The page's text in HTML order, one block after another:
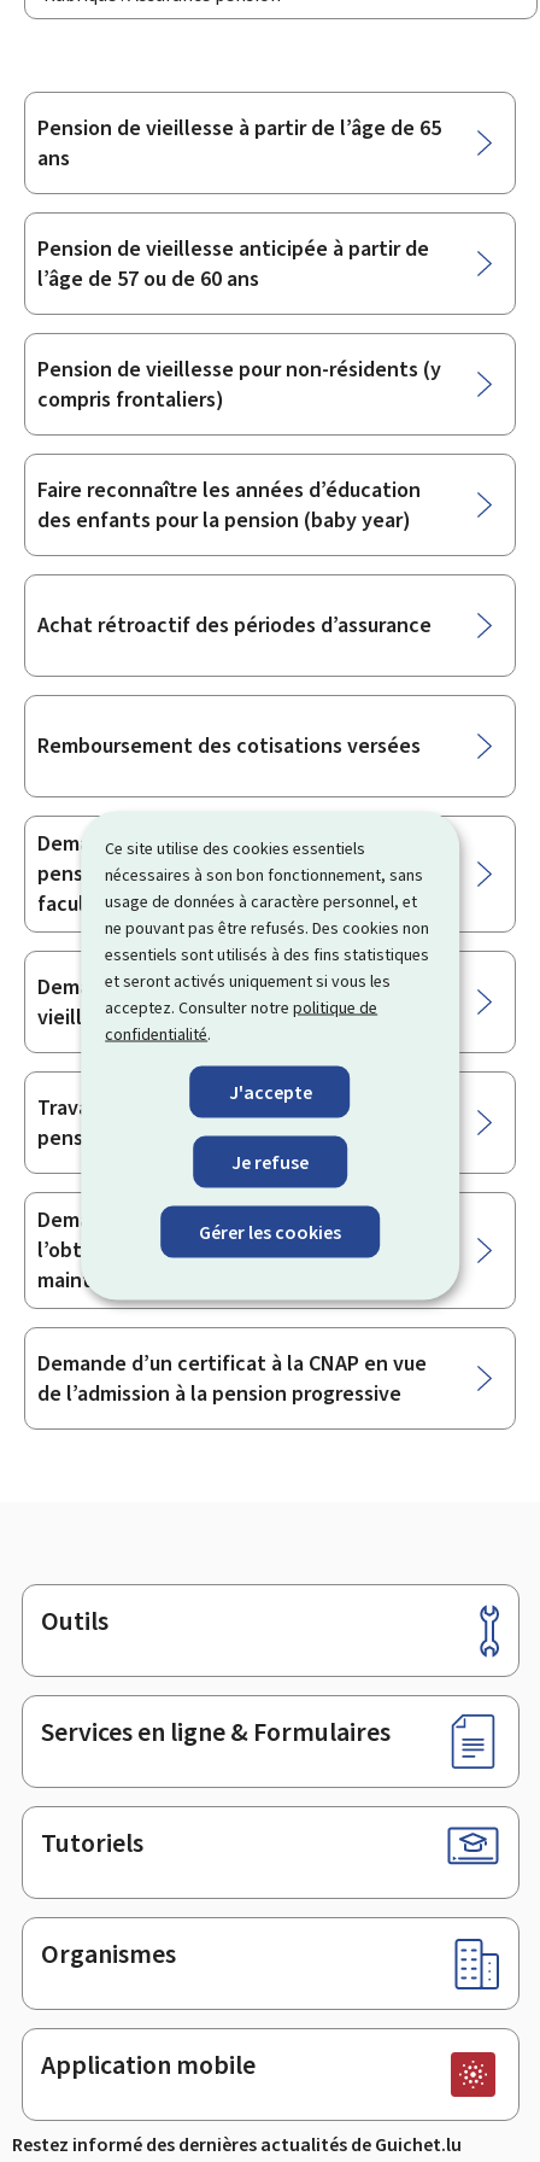
Ce site utilise des cookies essentiels
nécessaires à son bon fonctionnement, sans
usage de données à caractère personnel, et
ne pouvant pas être refusés. Des cookies non
essentiels sont utilisés à des fins statistiques
et seront activés uniquement si vous les
acceptez. Consulter notrepolitique de
confidentialité.
J'accepte
Je refuse
Gérer les cookies
Sous-
rubriques
Pension de vieillesse à partir de l’âge de 65
ans
Pension de vieillesse anticipée à partir de
l’âge de 57 ou de 60 ans
Pension de vieillesse pour non-résidents (y
compris frontaliers)
Faire reconnaître les années d’éducation
des enfants pour la pension (baby year)
Achat rétroactif des périodes d’assurance
Remboursement des cotisations versées
Demande d’admission à l’assurance
pension continuée, complémentaire ou
facultative
Demande d’estimation de pension de
vieillesse / pension de vieillesse anticipée
Travailler en tant que bénéficiaire de
pension de vieillesse
Demande d’un certificat à la CNAP pour
l’obtention de l’abattement fiscal de
maintien dans la vie professionnelle
Demande d’un certificat à la CNAP en vue
de l’admission à la pension progressive
Pied
de
page
Outils
Services en ligne & Formulaires
Tutoriels
Organismes
Application mobile
Restez informé des dernières actualités de Guichet.lu